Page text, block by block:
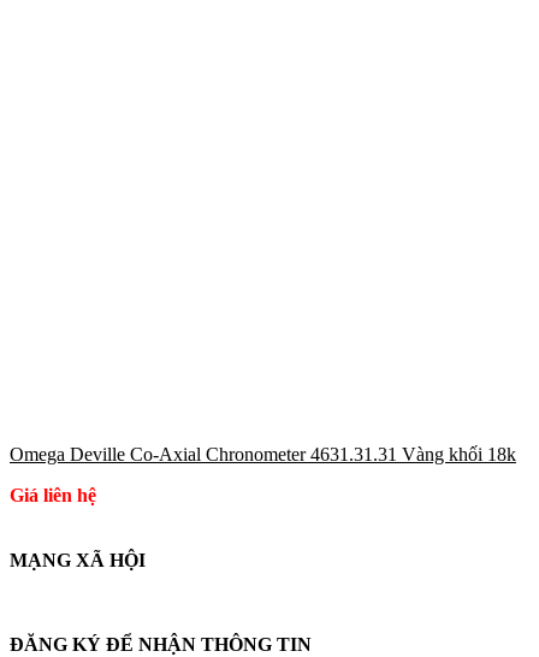
Omega Deville Co-Axial Chronometer 4631.31.31 Vàng khối 18k
Giá liên hệ
MẠNG XÃ HỘI
ĐĂNG KÝ ĐỂ NHẬN THÔNG TIN